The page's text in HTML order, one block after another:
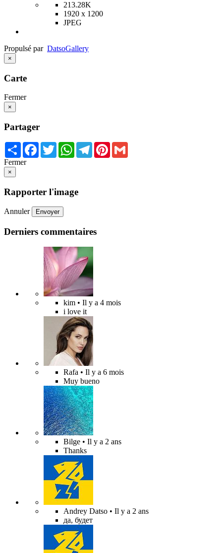
213.28K
1920 x 1200
JPEG
Propulsé par DatsoGallery
×
Carte
Fermer
×
Partager
Share Facebook
TwitterWhatsApp
TelegramPinterest
Fermer
×
Rapporter l'image
Annuler Envoyer
Derniers commentaires
kim • Il y a 4 mois
i love it
Rafa • Il y a 6 mois
Muy bueno
Bilge • Il y a 2 ans
Thanks
Andrey Datso • Il y a 2 ans
да, будет